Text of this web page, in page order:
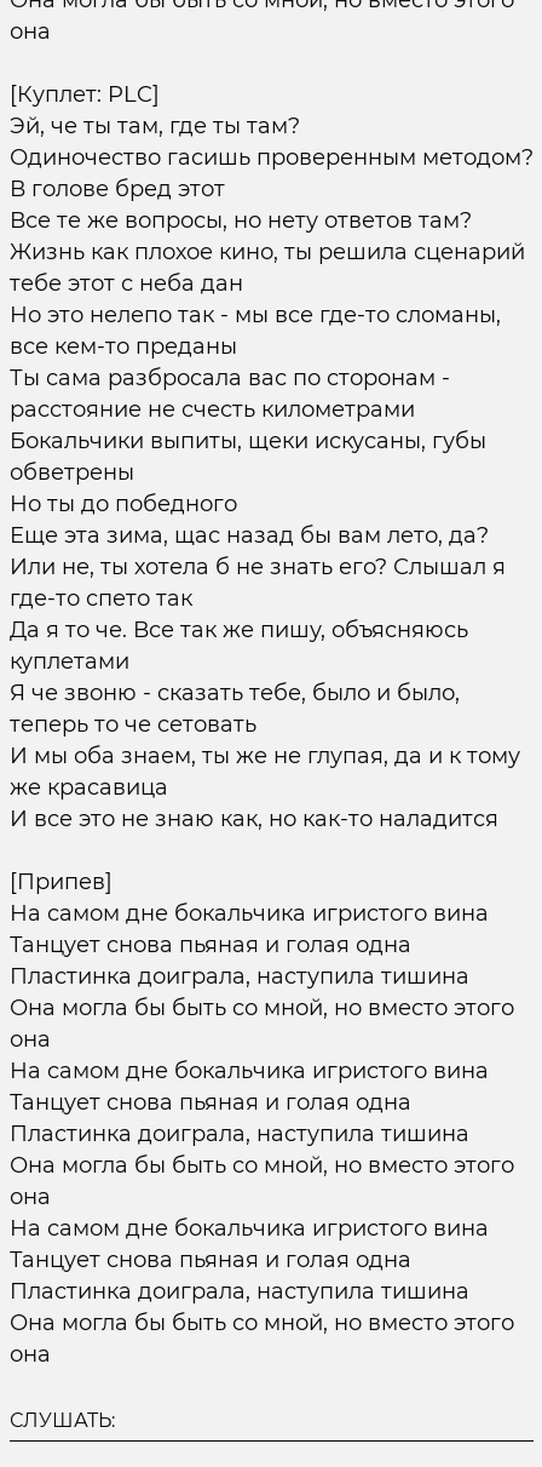
она
[Куплет: PLC]
Эй, че ты там, где ты там?
Одиночество гасишь проверенным методом?
В голове бред этот
Все те же вопросы, но нету ответов там?
Жизнь как плохое кино, ты решила сценарий
тебе этот с неба дан
Но это нелепо так - мы все где-то сломаны,
все кем-то преданы
Ты сама разбросала вас по сторонам -
расстояние не счесть километрами
Бокальчики выпиты, щеки искусаны, губы
обветрены
Но ты до победного
Еще эта зима, щас назад бы вам лето, да?
Или не, ты хотела б не знать его? Слышал я
где-то спето так
Да я то че. Все так же пишу, объясняюсь
куплетами
Я че звоню - сказать тебе, было и было,
теперь то че сетовать
И мы оба знаем, ты же не глупая, да и к тому
же красавица
И все это не знаю как, но как-то наладится
[Припев]
На самом дне бокальчика игристого вина
Танцует снова пьяная и голая одна
Пластинка доиграла, наступила тишина
Она могла бы быть со мной, но вместо этого
она
На самом дне бокальчика игристого вина
Танцует снова пьяная и голая одна
Пластинка доиграла, наступила тишина
Она могла бы быть со мной, но вместо этого
она
На самом дне бокальчика игристого вина
Танцует снова пьяная и голая одна
Пластинка доиграла, наступила тишина
Она могла бы быть со мной, но вместо этого
она
СЛУШАТЬ: